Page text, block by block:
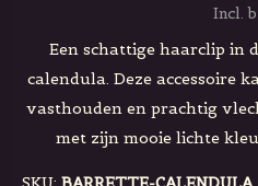
Incl.
Een schattige haarclip in
calendula. Deze accessoire
vasthouden en prachtig
met zijn mooie lichte